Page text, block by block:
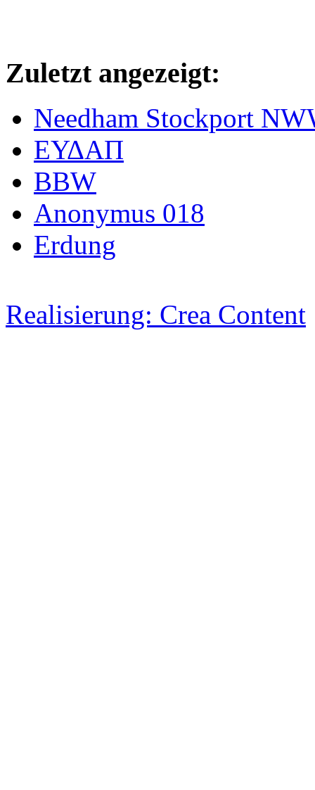
Zuletzt angezeigt:
Needham Stockport
ΕΥΔΑΠ
BBW
Anonymus 018
Erdung
Realisierung: Crea Content